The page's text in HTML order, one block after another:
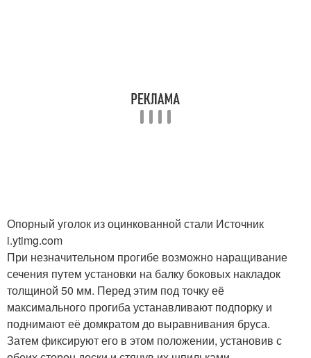
Опорный уголок из оцинкованной стали Источник
i.ytimg.com
При незначительном прогибе возможно наращивание
сечения путем установки на балку боковых накладок
толщиной 50 мм. Перед этим под точку её
максимального прогиба устанавливают подпорку и
поднимают её домкратом до выравнивания бруса.
Затем фиксируют его в этом положении, установив с